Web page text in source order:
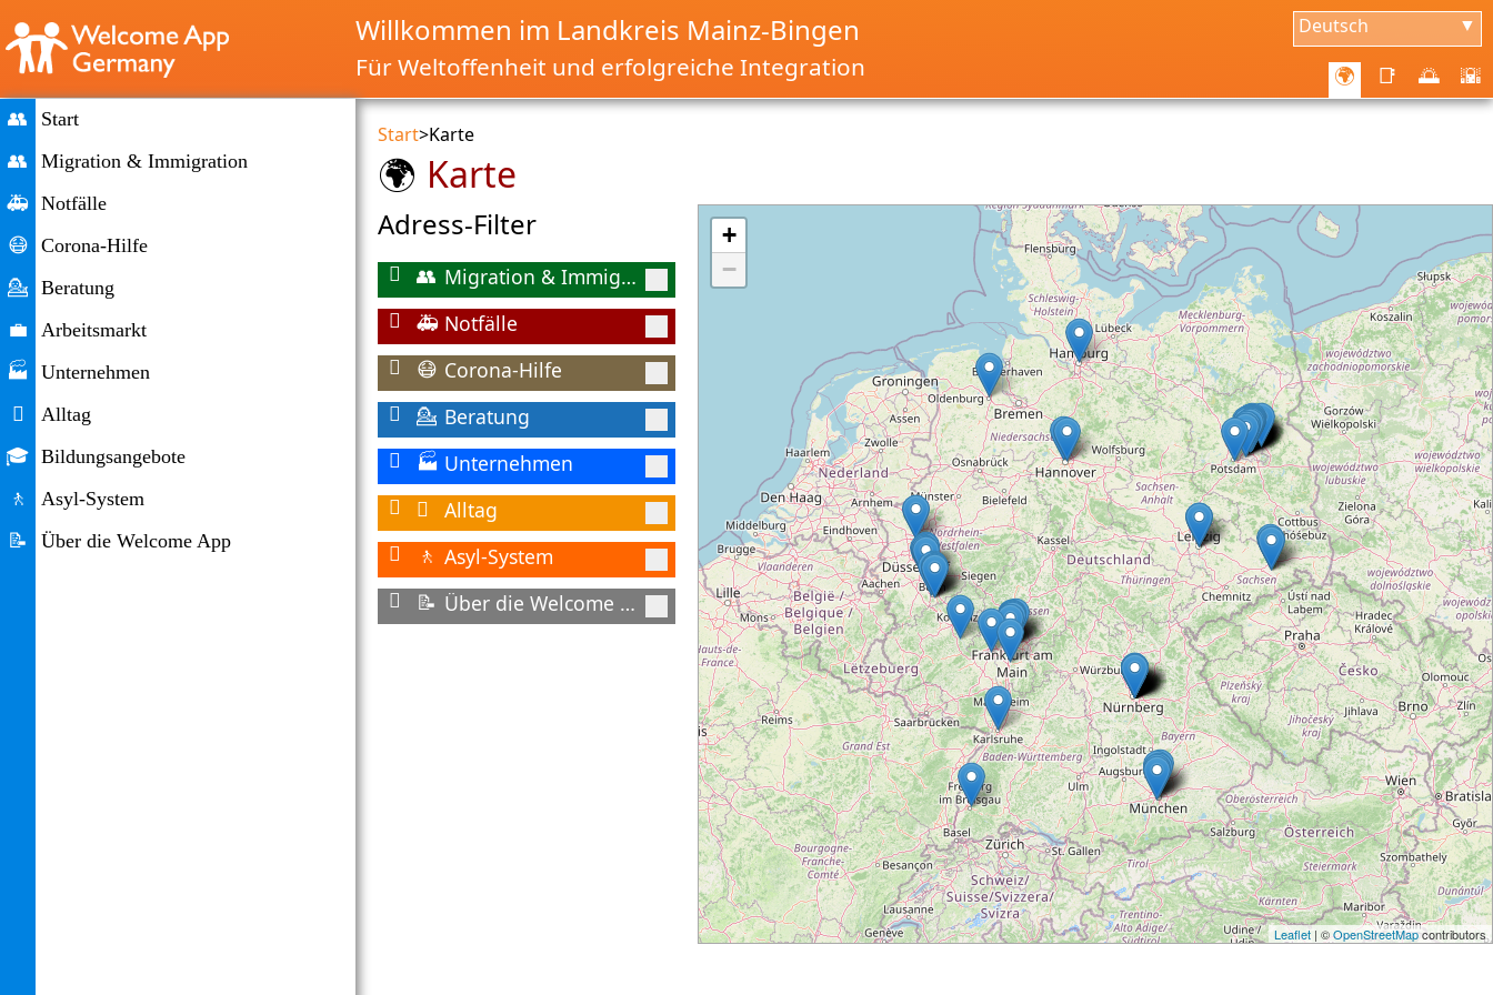
Deutsch ▼
Willkommen im Landkreis Mainz-Bingen
Für Weltoffenheit und erfolgreiche Integration 🌍 📑 🌅 🌇
👥
Start
👥
Migration & Immigration
🚑 Notfälle
😷 Corona-Hilfe
💁 Beratung
💼
Arbeitsmarkt
🏭 Unternehmen

Alltag
🎓 Bildungsangebote
🚶
Asyl-System
📝
Über die Welcome App
Start>Karte
🌍 Karte
Adress-Filter
👥 Migration & Immigration
🚑 Notfälle
😷 Corona-Hilfe
💁 Beratung
🏭 Unternehmen
 Alltag
🚶 Asyl-System
📝 Über die Welcome App
+
−
Leaflet | ©OpenStreetMapcontributors